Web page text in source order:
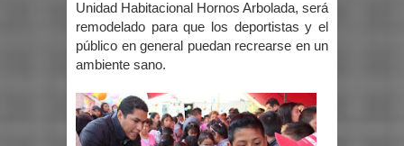
Unidad Habitacional Hornos Arbolada, será
remodelado para que los deportistas y el
público en general puedan recrearse en un
ambiente sano.